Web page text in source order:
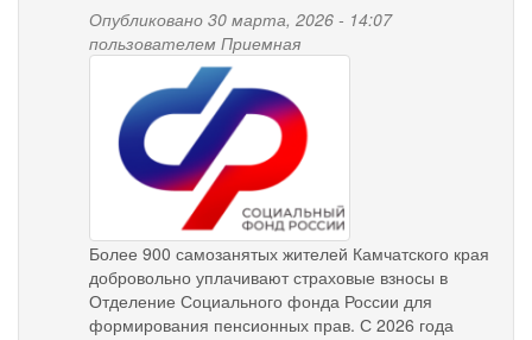
Опубликовано 30 марта, 2026 - 14:07
пользователем Приемная
pensionnyy_fond.png
Более 900 самозанятых жителей Камчатского края
добровольно уплачивают страховые взносы в
Отделение Социального фонда России для
формирования пенсионных прав. С 2026 года